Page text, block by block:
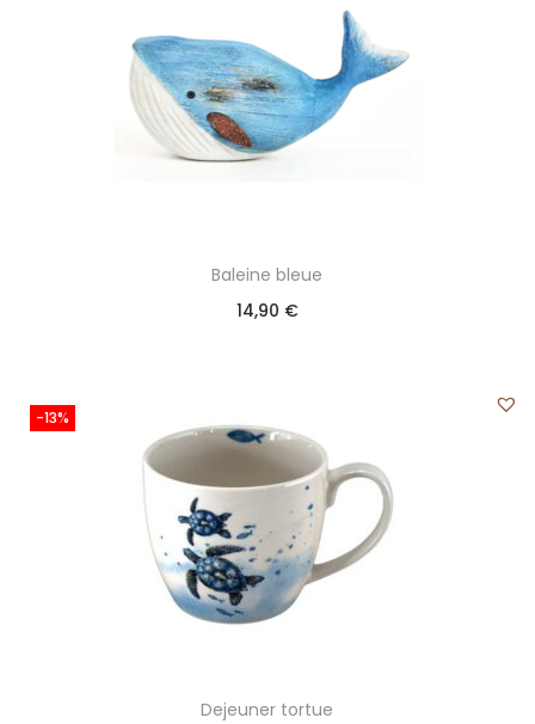
Baleine bleue
14,90 €
-13%
Dejeuner tortue